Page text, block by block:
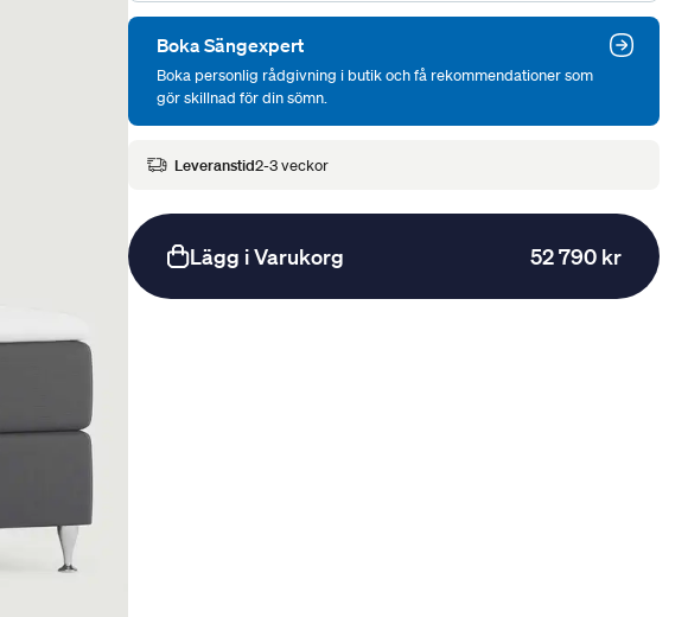
Boka Sängexpert
Boka personlig rådgivning i butik och få rekommendationer som
gör skillnad för din sömn.
Leveranstid2-3 veckor
Lägg i Varukorg 52 790 kr